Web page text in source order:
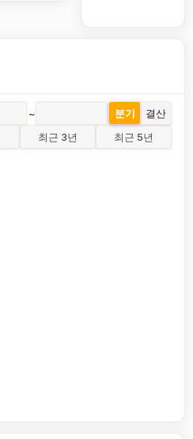
~ 분기
결산
최근 3년 최근 5년